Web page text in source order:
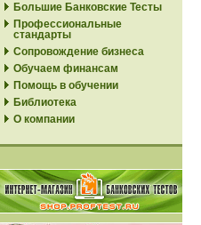
Большие Банковские Тесты
Профессиональные
стандарты
Сопровождение бизнеса
Обучаем финансам
Помощь в обучении
Библиотека
О компании